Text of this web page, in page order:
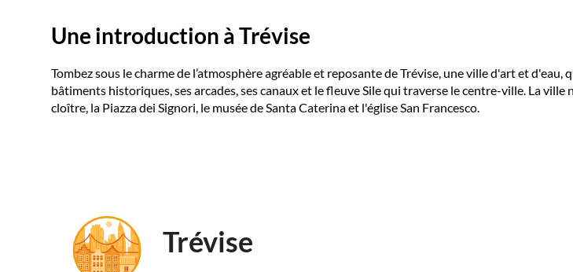
Une introduction à Trévise
Tombez sous le charme de l’atmosphère agréable et reposante de Trévise, une ville d'art et
bâtiments historiques, ses arcades, ses canaux et le fleuve Sile qui traverse le centre-ville. La
cloître, la Piazza dei Signori, le musée de Santa Caterina et l'église San Francesco.
Trévise